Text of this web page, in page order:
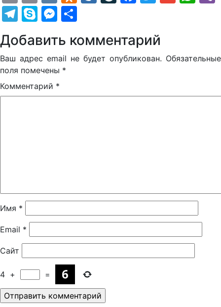
Telegram
SkypeMessenger
Добавить комментарий
Ваш адрес email не будет опубликован. Обязательные
поля помечены *
Комментарий *
Имя *
Email *
Сайт
4 + =